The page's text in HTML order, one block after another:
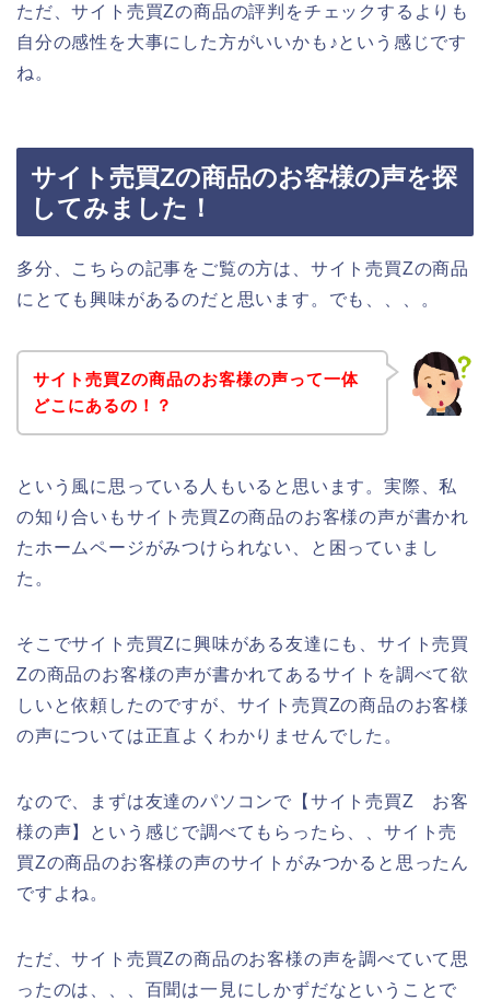
ただ、サイト売買Zの商品の評判をチェックするよりも
自分の感性を大事にした方がいいかも♪という感じです
ね。
サイト売買Zの商品のお客様の声を探
してみました！
多分、こちらの記事をご覧の方は、サイト売買Zの商品
にとても興味があるのだと思います。でも、、、。
サイト売買Zの商品のお客様の声って一体
どこにあるの！？
という風に思っている人もいると思います。実際、私
の知り合いもサイト売買Zの商品のお客様の声が書かれ
たホームページがみつけられない、と困っていまし
た。
そこでサイト売買Zに興味がある友達にも、サイト売買
Zの商品のお客様の声が書かれてあるサイトを調べて欲
しいと依頼したのですが、サイト売買Zの商品のお客様
の声については正直よくわかりませんでした。
なので、まずは友達のパソコンで【サイト売買Z お客
様の声】という感じで調べてもらったら、、サイト売
買Zの商品のお客様の声のサイトがみつかると思ったん
ですよね。
ただ、サイト売買Zの商品のお客様の声を調べていて思
ったのは、、、百聞は一見にしかずだなということで